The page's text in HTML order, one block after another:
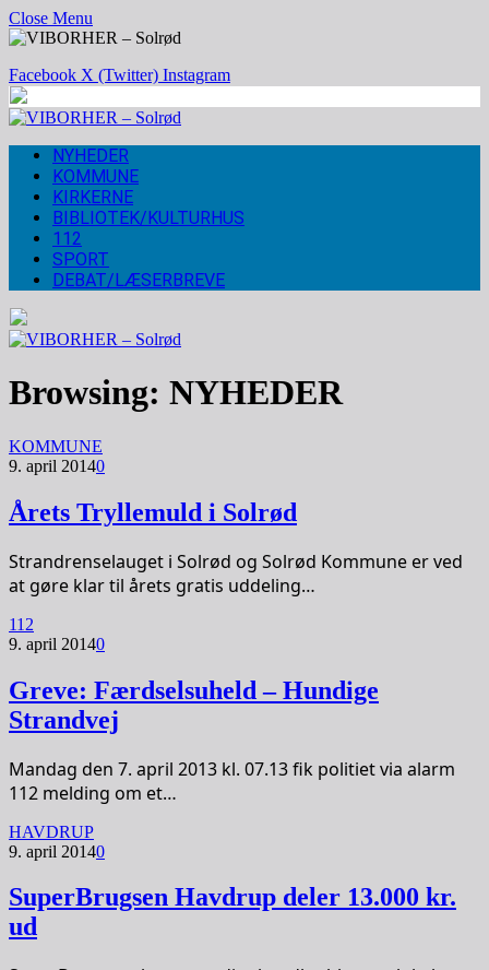
Close Menu
Facebook X (Twitter) Instagram
NYHEDER
KOMMUNE
KIRKERNE
BIBLIOTEK/KULTURHUS
112
SPORT
DEBAT/LÆSERBREVE
Browsing: NYHEDER
KOMMUNE
9. april 20140
Årets Tryllemuld i Solrød
Strandrenselauget i Solrød og Solrød Kommune er ved
at gøre klar til årets gratis uddeling…
112
9. april 20140
Greve: Færdselsuheld – Hundige
Strandvej
Mandag den 7. april 2013 kl. 07.13 fik politiet via alarm
112 melding om et…
HAVDRUP
9. april 20140
SuperBrugsen Havdrup deler 13.000 kr.
ud